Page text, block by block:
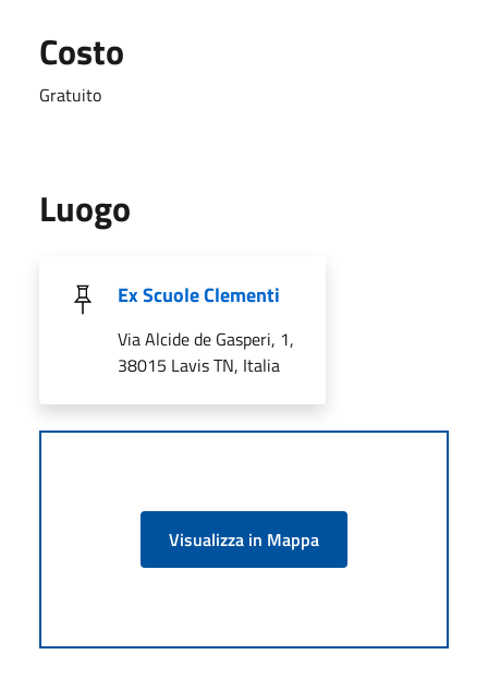
Costo
Gratuito
Luogo
Ex Scuole Clementi
Via Alcide de Gasperi, 1,
38015 Lavis TN, Italia
Visualizza in Mappa